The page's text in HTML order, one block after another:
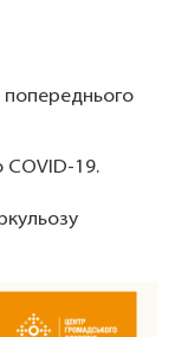
попереднього
COVID-19.